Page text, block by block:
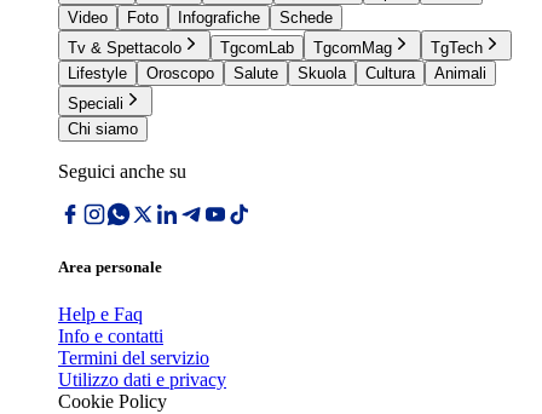
Video
Foto Infografiche
Schede
Tv & Spettacolo
TgcomLab TgcomMag
TgTech
Lifestyle
Oroscopo Salute Skuola Cultura
Animali
Speciali
Chi siamo
Seguici anche su
Area personale
Help e Faq
Info e contatti
Termini del servizio
Utilizzo dati e privacy
Cookie Policy